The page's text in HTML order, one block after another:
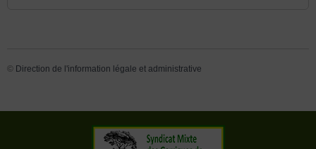
© Direction de l'information légale et administrative